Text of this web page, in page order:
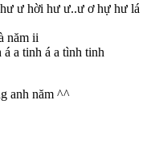
ư hời hư ư..ư ơ hự hư lá
năm ii
á a tinh á a tình tinh
anh năm ^^